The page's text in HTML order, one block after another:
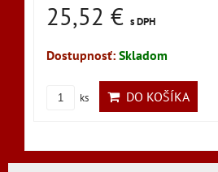
25,52 € s DPH
Dostupnosť: Skladom
ks DO KOŠÍKA